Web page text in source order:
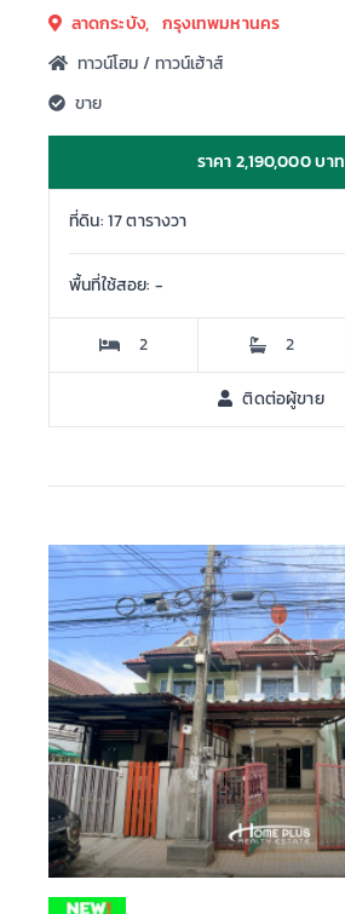
ลาดกระบัง, กรุงเทพมหานคร
ทาวน์โฮม / ทาวน์เฮ้าส์
ขาย
ราคา 2,190,000 บาท
ที่ดิน: 17 ตารางวา
พื้นที่ใช้สอย: -
2 2
ติดต่อผู้ขาย